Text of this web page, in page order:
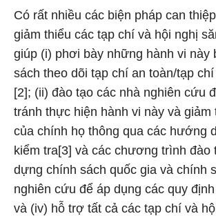
Có rất nhiều các biện pháp can
giảm thiểu các tạp chí và hội nghị
giúp (i) phơi bày những hành vi này
sách theo dõi tạp chí an toàn/tạp
[2]; (ii) đào tạo các nhà nghiên cứu
tránh thực hiện hành vi này và giảm
của chính họ thông qua các hướng
kiểm tra[3] và các chương trình đào
dựng chính sách quốc gia và chính
nghiên cứu để áp dụng các quy
và (iv) hỗ trợ tất cả các tạp chí và